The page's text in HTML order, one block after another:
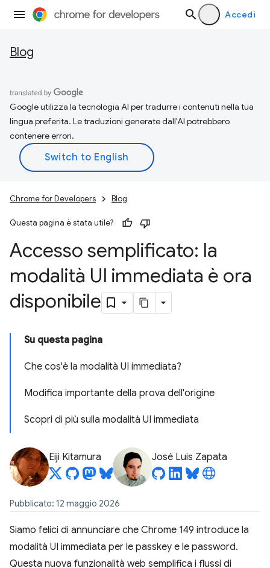
Accedi
Blog
Google utilizza la tecnologia AI per tradurre i contenuti nella tua
lingua preferita. Le traduzioni generate dall'AI potrebbero
contenere errori.
Chrome for Developers Blog
Questa pagina è stata utile?
Accesso semplificato: la
modalità UI immediata è ora
disponibile
Su questa pagina
Che cos'è la modalità UI immediata?
Modifica importante della prova dell'origine
Scopri di più sulla modalità UI immediata
Eiji Kitamura José Luis Zapata
Pubblicato: 12 maggio 2026
Siamo felici di annunciare che Chrome 149 introduce la
modalità UI immediata per le passkey e le password.
Questa nuova funzionalità web semplifica i flussi di